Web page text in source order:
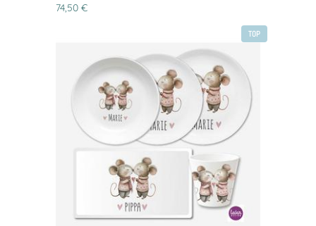
74,50 €
TOP